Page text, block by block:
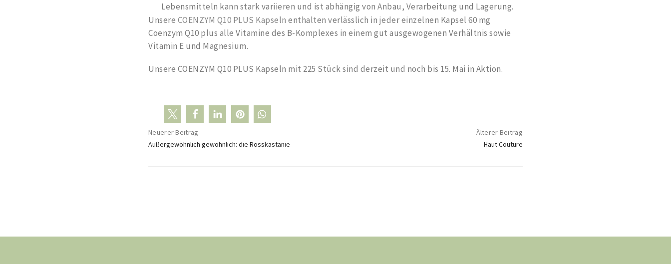
Lebensmitteln kann stark variieren und ist abhängig von Anbau, Verarbeitung und Lagerung.
Unsere COENZYM Q10 PLUS Kapseln enthalten verlässlich in jeder einzelnen Kapsel 60 mg
Coenzym Q10 plus alle Vitamine des B-Komplexes in einem gut ausgewogenen Verhältnis sowie
Vitamin E und Magnesium.
Unsere COENZYM Q10 PLUS Kapseln mit 225 Stück sind derzeit und noch bis 15. Mai in Aktion.
Neuerer Beitrag
Außergewöhnlich gewöhnlich: die Rosskastanie
Älterer Beitrag
Haut Couture